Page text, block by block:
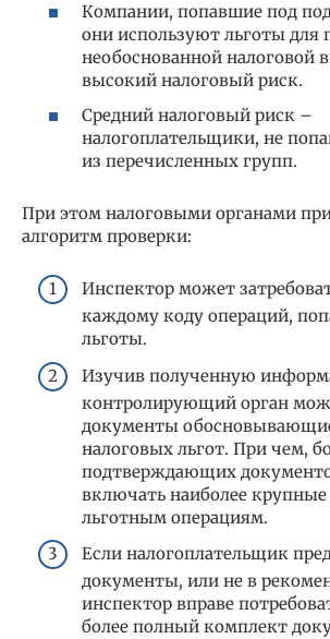
Компании, попавшие под
они используют льготы для
необоснованной налоговой
высокий налоговый риск.
Средний налоговый риск –
налогоплательщики, не
из перечисленных групп.
При этом налоговыми органами
алгоритм проверки:
Инспектор может
каждому коду операций,
льготы.
Изучив полученную
контролирующий орган
документы
налоговых льгот. При чем,
подтверждающих
включать наиболее крупные
льготным операциям.
Если налогоплательщик
документы, или не в
инспектор вправе
более полный комплект